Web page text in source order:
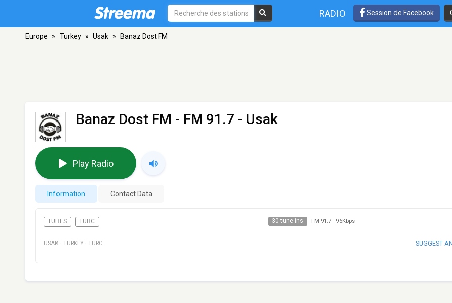
RADIO Session de Facebook
Europe » Turkey » Usak » Banaz Dost FM
Banaz Dost FM - FM 91.7 - Usak
Play Radio
Information Contact Data
TUBES TURC 30 tune ins FM 91.7- 96Kbps
USAK · TURKEY · TURC SUGGEST